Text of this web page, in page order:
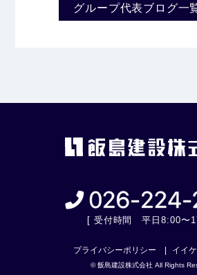
グループ代表ブログ一
[ 受付時間 平日8:00〜
プライバシーポリシー イイ
© 飯島建設株式会社 All Rights